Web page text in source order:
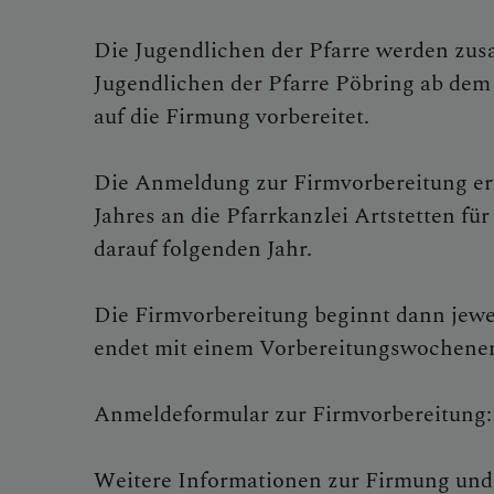
ÜBER UNS
Buße
Eucharistie
Firmung
Die Jugendlichen der Pfarre werden
Jugendlichen der Pfarre Pöbring ab
auf die Firmung vorbereitet.
Die Anmeldung zur Firmvorbereitung
Jahres an die Pfarrkanzlei Artstetten
darauf folgenden Jahr.
Die Firmvorbereitung beginnt dann
endet mit einem
Anmeldeformular zur Firmvorbereitung:
Weitere Informationen zur Firmung